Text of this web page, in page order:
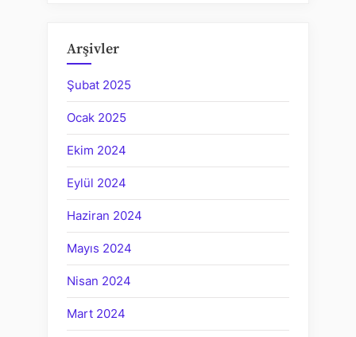
Arşivler
Şubat 2025
Ocak 2025
Ekim 2024
Eylül 2024
Haziran 2024
Mayıs 2024
Nisan 2024
Mart 2024